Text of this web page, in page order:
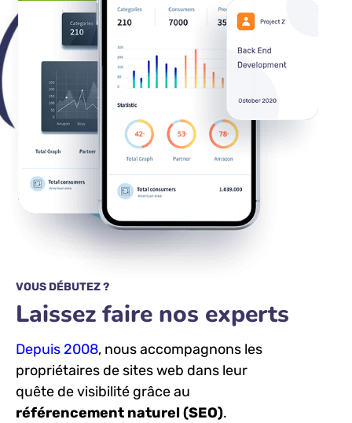
VOUS DÉBUTEZ ?
Laissez faire nos experts
Depuis 2008, nous accompagnons les
propriétaires de sites web dans leur
quête de visibilité grâce au
référencement naturel (SEO).